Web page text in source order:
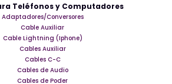
Teléfonos y Computadores
Adaptadores/Conversores
Cable Auxiliar
Cable Lightning (Iphone)
Cables Auxiliar
Cables C-C
Cables de Audio
Cables de Poder